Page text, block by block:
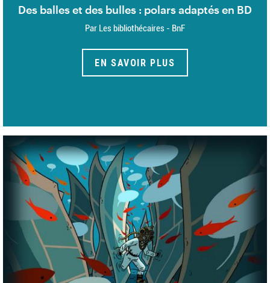
Des balles et des bulles : polars adaptés en BD
Par Les bibliothécaires - BnF
EN SAVOIR PLUS